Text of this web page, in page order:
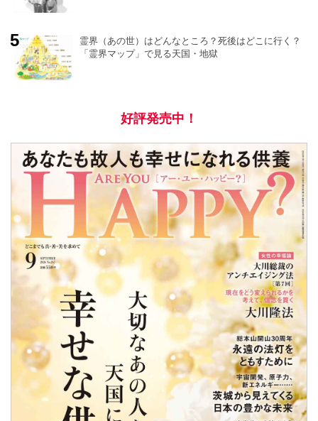
霊界（あの世）はどんなところ？死後はどこに行く？
「霊界マップ」で見る天国・地獄
好評発売中！